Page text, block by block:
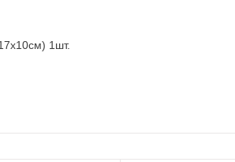
1шт.